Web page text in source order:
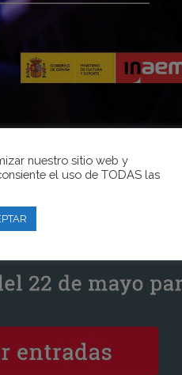
nuestro sitio web y
el uso de TODAS las